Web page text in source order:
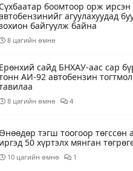
Сүхбаатар боомтоор орж
агуулахуудад
байгуулж байна
8 цагийн өмнө
Ерөнхий сайд БНХАУ-аас сар
АИ-92 автобензин тогтмол
8 цагийн өмнө 4
Өнөөдөр тэгш тоогоор
иргэд 50 хүртэлх мянган
10 цагийн өмнө 1